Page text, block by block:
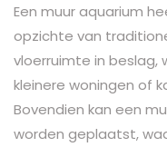
Een muur aquarium
opzichte van
vloerruimte in beslag,
kleinere woningen of
Bovendien kan een
worden geplaatst,